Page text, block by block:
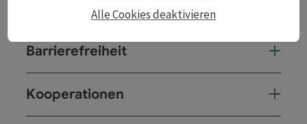
Barrierefreiheit
Kooperationen
Alle Cookies deaktivieren